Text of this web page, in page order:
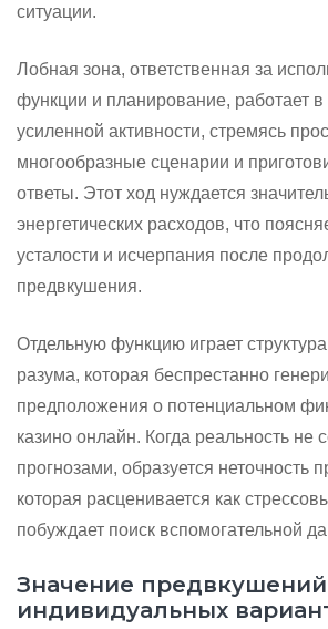
ситуации.
Лобная зона, ответственная за
функции и планирование, работает
усиленной активности, стремясь
многообразные сценарии и
ответы. Этот ход нуждается
энергетических расходов, что
усталости и исчерпания после
предвкушения.
Отдельную функцию играет
разума, которая беспрестанно
предположения о потенциальном
казино онлайн. Когда реальность не
прогнозами, образуется неточность
которая расценивается как
побуждает поиск вспомогательной
Значение
индивидуальных